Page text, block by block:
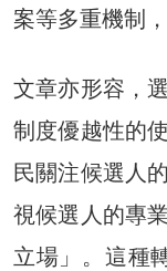
案等多重機制
文章亦形容，
制度優越性的
民關注候選人
視候選人的專
立場」。這種